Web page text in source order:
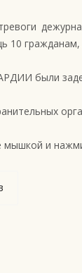
10
были
и